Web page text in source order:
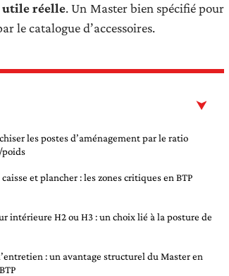
utile réelle. Un Master bien spécifié pour
le catalogue d’accessoires.
les postes d’aménagement par le ratio
caisse et plancher : les zones critiques en BTP
intérieure H2 ou H3 : un choix lié à la posture de
: un avantage structurel du Master en